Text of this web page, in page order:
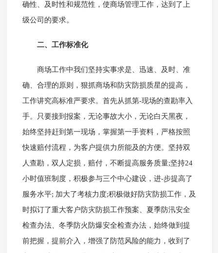
确性、及时性和规范性，使商场管理工作，达到了上
级公司的要求。
二、工作标准化
商场工作中我们坚持实事求是、迅速、及时、准
确、合理的原则，狠抓商场和防灾防损质星的提高，
工作讲究高标准严要求。首先从抓第-现场的查勘率入
手。只要接到报案，无论事故大小，无论白天黑夜，
始终坚持赶到第一现场，掌握第一手资料，严格按照
快速赔付流程，为客户提供力所能及的方便。坚持双
人查勘，双人定损，赔付，不断提高服务质量;坚持24
小时值班制度，积极参与三个中心建设，进-步提高了
服务水平; 加大了考核力度;积极做好防灾防损工作，及
时拟订了重大客户防灾防损工作预案、夏季防汛安全
检查办法、冬季防火防爆安全检查办法，始终做到提
前把握，提前介入，增强了防范风险的能力，收到了